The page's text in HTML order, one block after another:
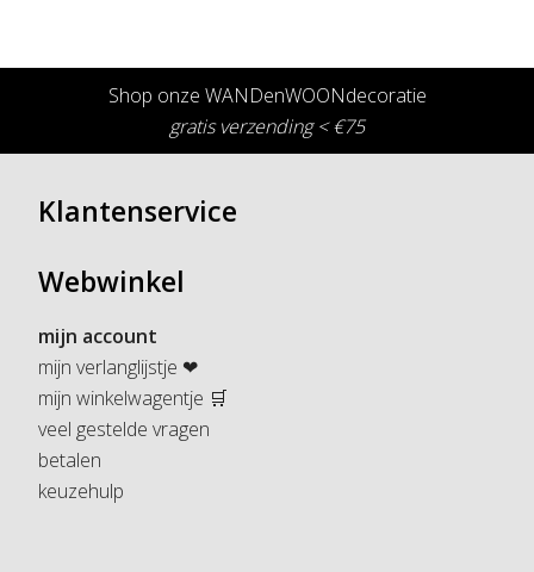
Shop onze WANDenWOONdecoratie
gratis verzending < €75
Klantenservice
Webwinkel
mijn account
mijn verlanglijstje ❤
mijn winkelwagentje 🛒
veel gestelde vragen
betalen
keuzehulp